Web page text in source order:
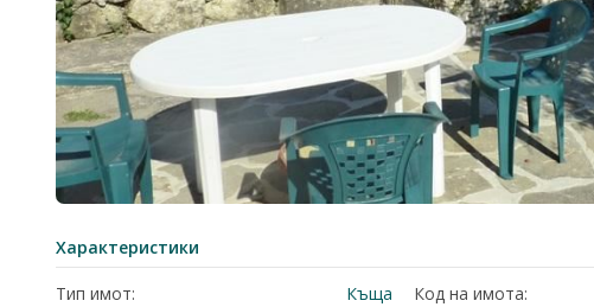
Характеристики
Тип имот:
Къща
Код на имота: